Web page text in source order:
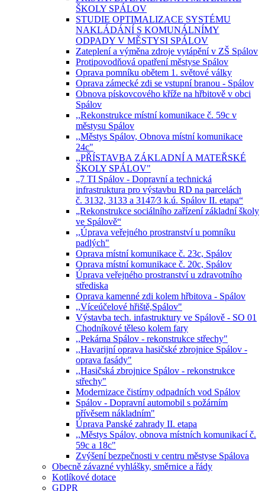
ŠKOLY SPÁLOV
STUDIE OPTIMALIZACE SYSTÉMU
NAKLÁDÁNÍ S KOMUNÁLNÍMY
ODPADY V MĚSTYSI SPÁLOV
Zateplení a výměna zdroje vytápění v ZŠ Spálov
Protipovodňová opatření městyse Spálov
Oprava pomníku obětem 1. světové války
Oprava zámecké zdi se vstupní branou - Spálov
Obnova pískovcového kříže na hřbitově v obci
Spálov
,,Rekonstrukce místní komunikace č. 59c v
městysu Spálov
,,Městys Spálov, Obnova místní komunikace
24c"
,,PŘÍSTAVBA ZÁKLADNÍ A MATEŘSKÉ
ŠKOLY SPÁLOV"
„7 TI Spálov - Dopravní a technická
infrastruktura pro výstavbu RD na parcelách
č. 3132, 3133 a 3147⁄3 k.ú. Spálov II. etapa“
„Rekonstrukce sociálního zařízení základní školy
ve Spálově“
,,Úprava veřejného prostranství u pomníku
padlých"
Oprava místní komunikace č. 23c, Spálov
Oprava místní komunikace č. 20c, Spálov
Úprava veřejného prostranství u zdravotního
střediska
Oprava kamenné zdi kolem hřbitova - Spálov
,,Víceúčelové hřiště,Spálov"
Výstavba tech. infastruktury ve Spálově - SO 01
Chodníkové těleso kolem fary
,,Pekárna Spálov - rekonstrukce střechy"
,,Havarijní oprava hasičské zbrojnice Spálov -
oprava fasády"
,,Hasičská zbrojnice Spálov - rekonstrukce
střechy"
Modernizace čistírny odpadních vod Spálov
Spálov - Dopravní automobil s požárním
přívěsem nákladním"
Úprava Panské zahrady II. etapa
,,Městys Spálov, obnova místních komunikací č.
59c a 18c"
Zvýšení bezpečnosti v centru městyse Spálova
Obecně závazné vyhlášky, směrnice a řády
Kotlíkové dotace
GDPR